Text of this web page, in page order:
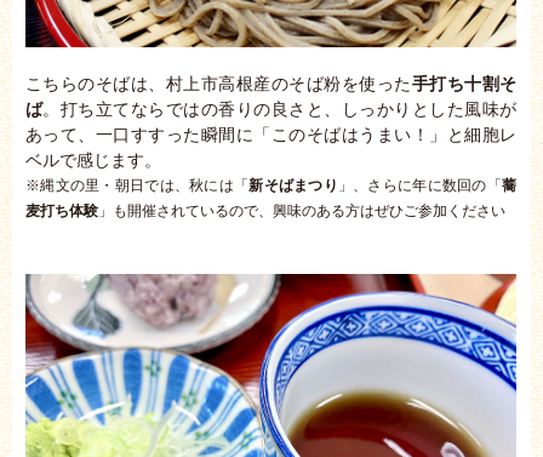
こちらのそばは、村上市高根産のそば粉を使った手打ち十割そ
ば。打ち立てならではの香りの良さと、しっかりとした風味が
あって、一口すすった瞬間に「このそばはうまい！」と細胞レ
ベルで感じます。
※縄文の里・朝日では、秋には「新そばまつり 」、さらに年に数回の「蕎
麦打ち体験 」も開催されているので、興味のある方はぜひご参加ください